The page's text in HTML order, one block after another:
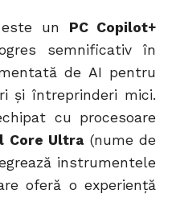
este un PC Copilot+
semnificativ în
de AI pentru
și întreprinderi mici.
cu procesoare
Core Ultra (nume de
instrumentele
oferă o experiență